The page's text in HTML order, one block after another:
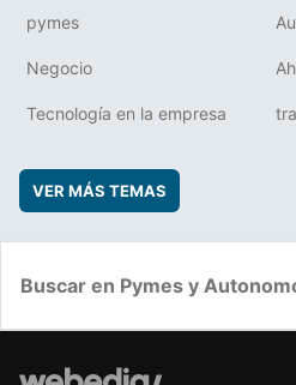
pymes
Negocio
Tecnología en la empresa
VER MÁS TEMAS